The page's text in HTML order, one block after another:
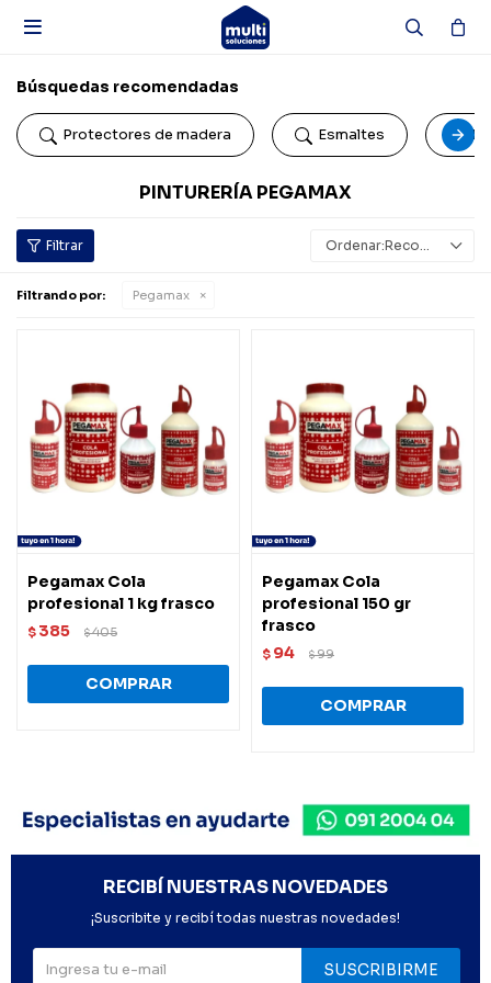

Búsquedas recomendadas
Protectores de madera Esmaltes
PINTURERÍA PEGAMAX
Recomendados
Filtrando por: Pegamax
Pegamax Cola
profesional 1 kg frasco
$ 385 $405
Pegamax Cola
profesional 150 gr
frasco
$ 94 $99
RECIBÍ NUESTRAS NOVEDADES
¡Suscribite y recibí todas nuestras novedades!
SUSCRIBIRME